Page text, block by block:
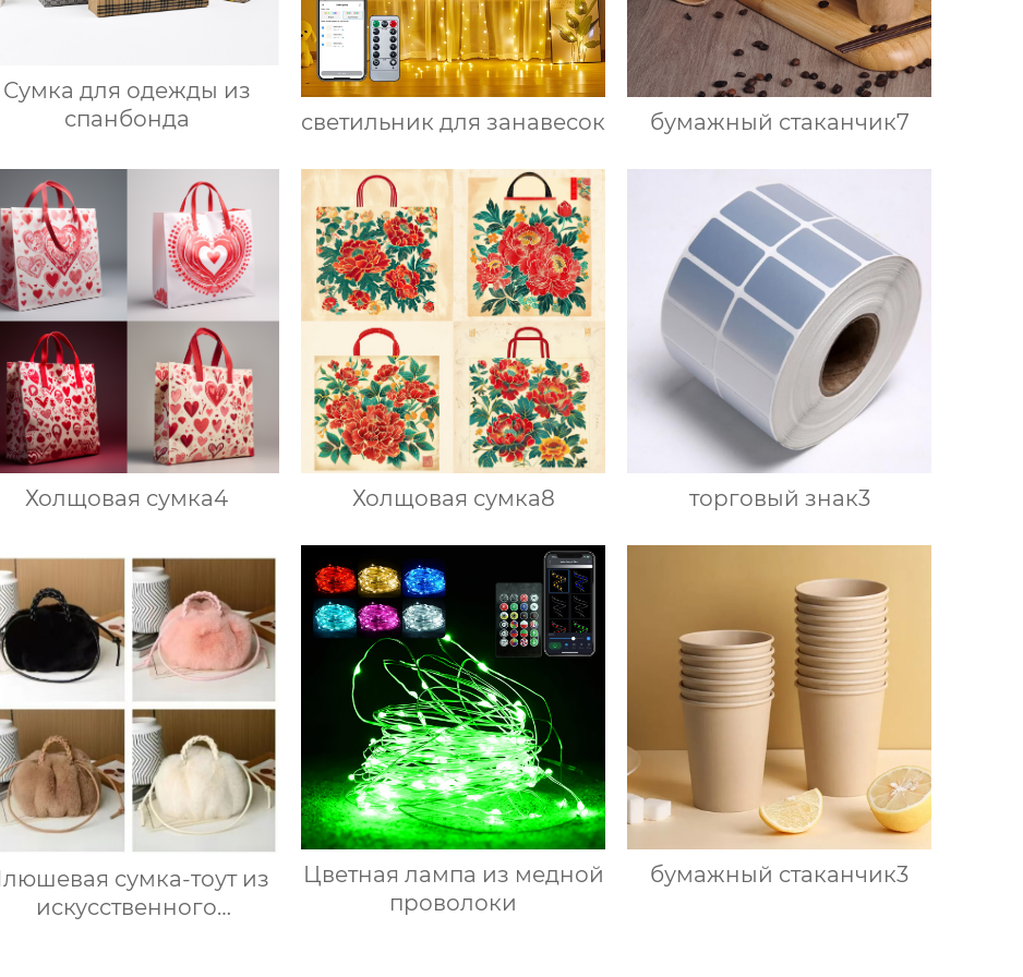
Сумка для одежды из
спанбонда
светильник для занавесок бумажный стаканчик7
Холщовая сумка4 Холщовая сумка8 торговый знак3
сумка-тоут из
искусственного
Цветная лампа из медной
проволоки
бумажный стаканчик3